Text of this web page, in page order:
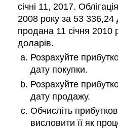
січні 11, 2017.
2008 року за 53 336,24
продана 11 січня 2010
доларів.
Розрахуйте
дату покупки.
Розрахуйте
дату продажу.
Обчисліть
висловити її як